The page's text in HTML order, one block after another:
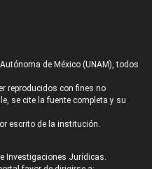
de México (UNAM), todos
reproducidos con fines no
se cite la fuente completa y su
escrito de la institución.
Investigaciones Jurídicas.